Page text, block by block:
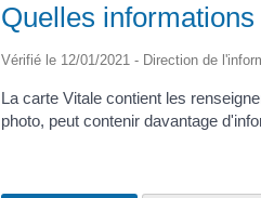
Quelles
Vérifié le 12/01/2021 - Direction de
La carte Vitale contient les
photo, peut contenir davantage